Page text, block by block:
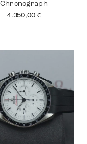
Chronograph
4.350,00 €